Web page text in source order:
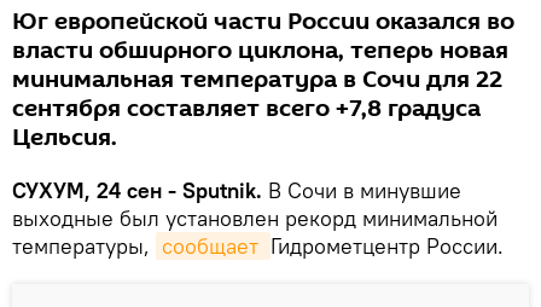
Юг европейской части России оказался во
власти обширного циклона, теперь новая
минимальная температура в Сочи для 22
сентября составляет всего +7,8 градуса
Цельсия.
СУХУМ, 24 сен - Sputnik. В Сочи в минувшие
выходные был установлен рекорд минимальной
температуры, сообщает Гидрометцентр России.